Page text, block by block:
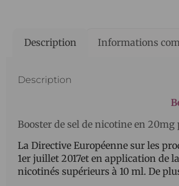
Description Informations
Description
Booster de sel de nicotine en 20mg
La Directive Européenne sur les
1er juillet 2017et en application de
nicotinés supérieurs à 10 ml. De